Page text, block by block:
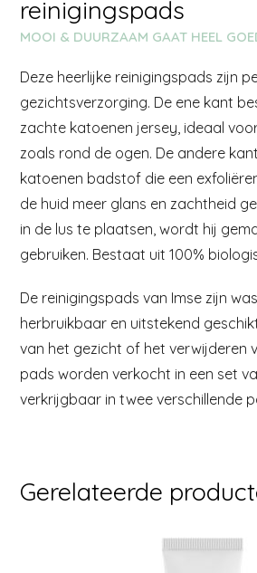
reinigingspads
MOOI & DUURZAAM GAAT HEEL
Deze heerlijke reinigingspads zijn
gezichtsverzorging. De ene kant
zachte katoenen jersey, ideaal
zoals rond de ogen. De andere
katoenen badstof die een
de huid meer glans en zachtheid
in de lus te plaatsen, wordt hij
gebruiken. Bestaat uit 100%
De reinigingspads van Imse zijn
herbruikbaar en uitstekend
van het gezicht of het verwijderen
pads worden verkocht in een set
verkrijgbaar in twee verschillende
Gerelateerde